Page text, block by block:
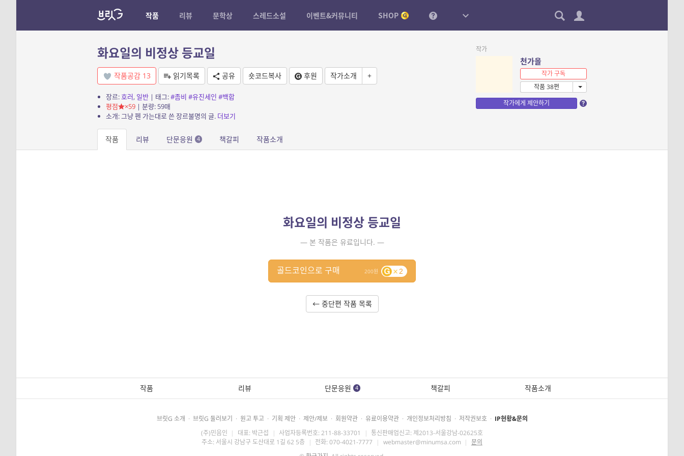
작품 리뷰 문학상 스레드소설 이벤트&커뮤니티 SHOP
화요일의 비정상 등교일
작품공감 13 읽기목록 공유 숏코드복사 후원 작가소개 +
장르:호러, 일반| 태그:#좀비 #유진세인 #백합
평점
×59| 분량: 59매
소개: 그냥 펜 가는대로 쓴 장르불명의 글. 더보기
작가
천가을
작가 구독
작품 38편
작가에게 제안하기
작품 리뷰 단문응원 4 책갈피 작품소개
화요일의 비정상 등교일
— 본 작품은 유료입니다. —
200 2
골드코인으로 구매
← 중단편 작품 목록
작품 리뷰 단문응원 4 책갈피 작품소개
브릿G 소개 · 브릿G 둘러보기 · 원고 투고 · 기획 제안 · 제안/제보 · 회원약관 · 유료이용약관 · 개인정보처리방침 · 저작권보호 · IP현황&문의
(주)민음인 | 대표: 박근섭 | 사업자등록번호: 211-88-33701 | 통신판매업신고: 제2013-서울강남-02625호
주소: 서울시 강남구 도산대로 1길 62 5층 | 전화: 070-4021-7777 | webmaster@minumsa.com | 문의